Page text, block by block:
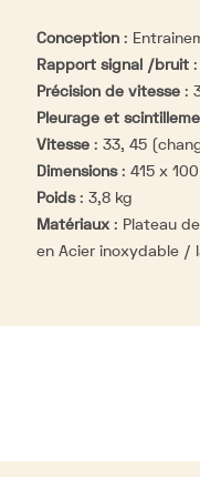
Conception :
Rapport signal /bruit :
Précision de vitesse :
Pleurage et
Vitesse : 33, 45
Dimensions: 415 x
Poids: 3,8 kg
Matériaux : Plateau
en Acier inoxydable /